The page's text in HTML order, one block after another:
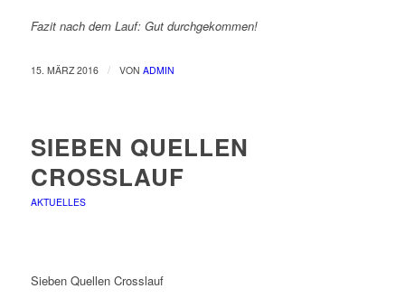
Fazit nach dem Lauf: Gut durchgekommen!
15. MÄRZ 2016 / VON ADMIN
SIEBEN QUELLEN
CROSSLAUF
AKTUELLES
Sieben Quellen Crosslauf